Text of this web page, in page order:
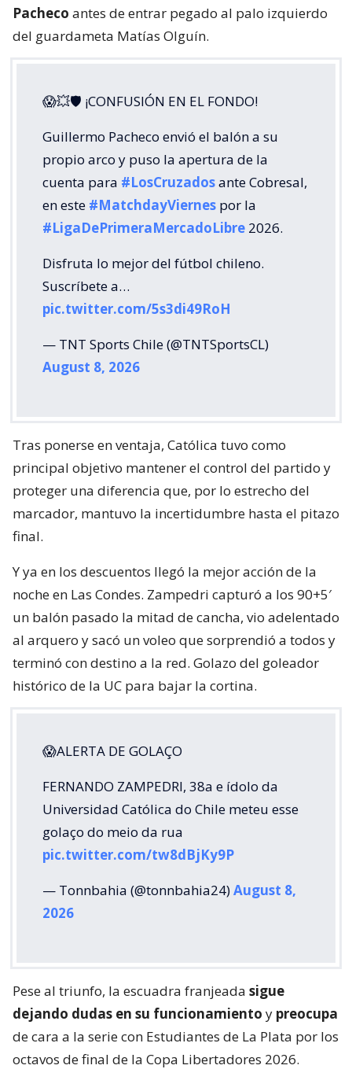
Pacheco antes de entrar pegado al palo izquierdo
del guardameta Matías Olguín.
😱💥🛡 ¡CONFUSIÓN EN EL FONDO!
Guillermo Pacheco envió el balón a su
propio arco y puso la apertura de la
cuenta para #LosCruzadosante Cobresal,
en este #MatchdayViernes por la
#LigaDePrimeraMercadoLibre 2026.
Disfruta lo mejor del fútbol chileno.
Suscríbete a…
pic.twitter.com/5s3di49RoH
— TNT Sports Chile (@TNTSportsCL)
August 8, 2026
Tras ponerse en ventaja, Católica tuvo como
principal objetivo mantener el control del partido y
proteger una diferencia que, por lo estrecho del
marcador, mantuvo la incertidumbre hasta el pitazo
final.
Y ya en los descuentos llegó la mejor acción de la
noche en Las Condes. Zampedri capturó a los 90+5′
un balón pasado la mitad de cancha, vio adelentado
al arquero y sacó un voleo que sorprendió a todos y
terminó con destino a la red. Golazo del goleador
histórico de la UC para bajar la cortina.
😱ALERTA DE GOLAÇO
FERNANDO ZAMPEDRI, 38a e ídolo da
Universidad Católica do Chile meteu esse
golaço do meio da rua
pic.twitter.com/tw8dBjKy9P
— Tonnbahia (@tonnbahia24)August 8,
2026
Pese al triunfo, la escuadra franjeada sigue
dejando dudas en su funcionamiento y preocupa
de cara a la serie con Estudiantes de La Plata por los
octavos de final de la Copa Libertadores 2026.